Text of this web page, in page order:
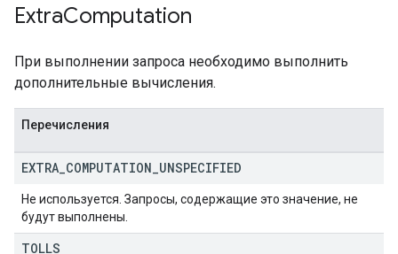
ExtraComputation
При выполнении запроса необходимо выполнить
дополнительные вычисления.
Перечисления
EXTRA COMPUTATION UNSPECIFIED
Не используется. Запросы, содержащие это значение, не
будут выполнены.
TOLLS